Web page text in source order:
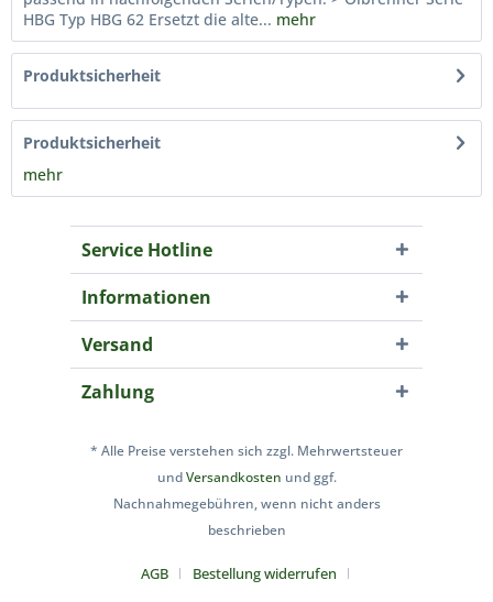
HBG Typ HBG 62 Ersetzt die alte... mehr
Produktsicherheit
Produktsicherheit
mehr
Service Hotline
Informationen
Versand
Zahlung
* Alle Preise verstehen sich zzgl. Mehrwertsteuer
undVersandkosten und ggf.
Nachnahmegebühren, wenn nicht anders
beschrieben
AGB
Bestellung widerrufen